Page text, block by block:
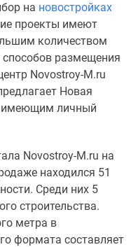
на новостройках
проекты имеют
количеством
размещения
Novostroy-M.ru
Новая
имеющим личный
Novostroy-M.ru на
находился 51
Среди них 5
строительства.
метра в
формата составляет